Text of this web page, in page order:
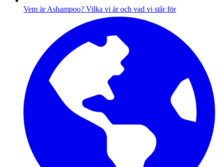
Vem är Ashampoo? Vilka vi är och vad vi står för